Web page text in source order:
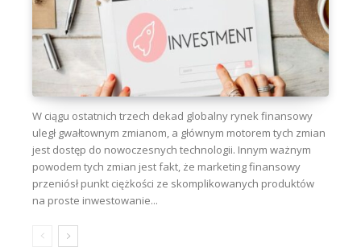
W ciągu ostatnich trzech dekad globalny rynek finansowy
uległ gwałtownym zmianom, a głównym motorem tych zmian
jest dostęp do nowoczesnych technologii. Innym ważnym
powodem tych zmian jest fakt, że marketing finansowy
przeniósł punkt ciężkości ze skomplikowanych produktów
na proste inwestowanie...